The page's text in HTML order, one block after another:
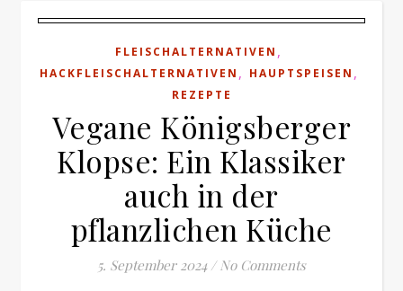
FLEISCHALTERNATIVEN ,
HACKFLEISCHALTERNATIVEN , HAUPTSPEISEN ,
REZEPTE
Vegane Königsberger
Klopse: Ein Klassiker
auch in der
pflanzlichen Küche
5. September 2024 / No Comments